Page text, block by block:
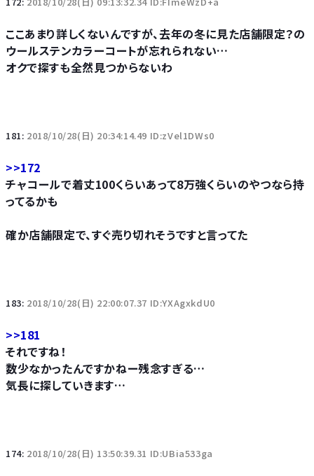
ここあまり詳しくないんですが、去年の冬に見た店舗限定？の
ウールステンカラーコートが忘れられない…
オクで探すも全然見つからないわ
181: 2018/10/28(日) 20:34:14.49 ID:zVel1DWs0
>>172
チャコールで着丈100くらいあって8万強くらいのやつなら持
ってるかも
確か店舗限定で、すぐ売り切れそうですと言ってた
183: 2018/10/28(日) 22:00:07.37 ID:YXAgxkdU0
>>181
それですね！
数少なかったんですかねー残念すぎる…
気長に探していきます…
174: 2018/10/28(日) 13:50:39.31 ID:UBia533ga